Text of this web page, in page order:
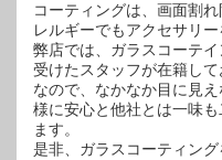
コーティングは、画面割
レルギーでもアクセサリ
弊店では、ガラスコーテ
受けたスタッフが在籍し
なので、なかなか目に見
様に安心と他社とは一味
ます。
是非、ガラスコーティング